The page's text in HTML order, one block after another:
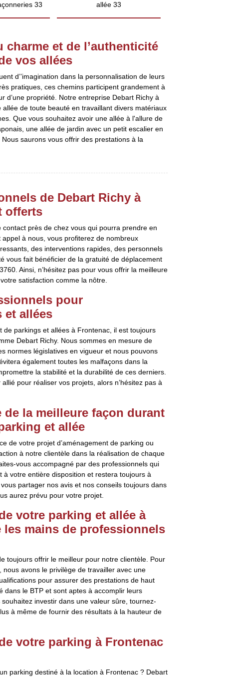
33
allée 33
charme et de l’authenticité
vos allées
d’’imagination dans la personnalisation de leurs
pratiques, ces chemins participent grandement à
d’une propriété. Notre entreprise Debart Richy à
de toute beauté en travaillant divers matériaux
Que vous souhaitez avoir une allée à l'allure de
une allée de jardin avec un petit escalier en
saurons vous offrir des prestations à la
de Debart Richy à
offerts
près de chez vous qui pourra prendre en
à nous, vous profiterez de nombreux
des interventions rapides, des personnels
vous fait bénéficier de la gratuité de déplacement
Ainsi, n’hésitez pas pour vous offrir la meilleure
satisfaction comme la nôtre.
pour
et allées
de parkings et allées à Frontenac, il est toujours
Debart Richy. Nous sommes en mesure de
normes législatives en vigueur et nous pouvons
également toutes les malfaçons dans la
la stabilité et la durabilité de ces derniers.
pour réaliser vos projets, alors n’hésitez pas à
de la meilleure façon durant
et allée
de votre projet d’aménagement de parking ou
à notre clientèle dans la réalisation de chaque
vous accompagné par des professionnels qui
votre entière disposition et restera toujours à
partager nos avis et nos conseils toujours dans
aurez prévu pour votre projet.
votre parking et allée à
mains de professionnels
toujours offrir le meilleur pour notre clientèle. Pour
avons le privilège de travailler avec une
pour assurer des prestations de haut
dans le BTP et sont aptes à accomplir leurs
investir dans une valeur sûre, tournez-
à même de fournir des résultats à la hauteur de
votre parking à Frontenac
parking destiné à la location à Frontenac ? Debart